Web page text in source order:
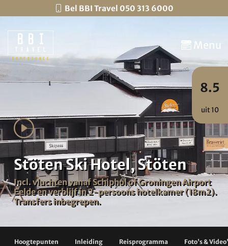
Bel BBI Travel 050 313 6000
Menu
8.5
uit 10
Stöten Ski Hotel, Stöten
Incl. vluchten vanaf Schiphol of Groningen Airport
Eelde en verblijf in 2-persoons hotelkamer (18m2).
Transfers inbegrepen.
Hoogtepunten Inleiding Reisprogramma Foto's &